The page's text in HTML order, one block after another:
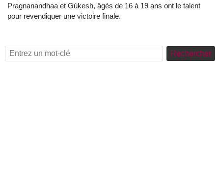
Pragnanandhaa et Gùkesh, âgés de 16 à 19 ans ont le talent
pour revendiquer une victoire finale.
Rechercher